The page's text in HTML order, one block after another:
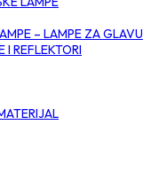
– LAMPE ZA GLAVU
I REFLEKTORI